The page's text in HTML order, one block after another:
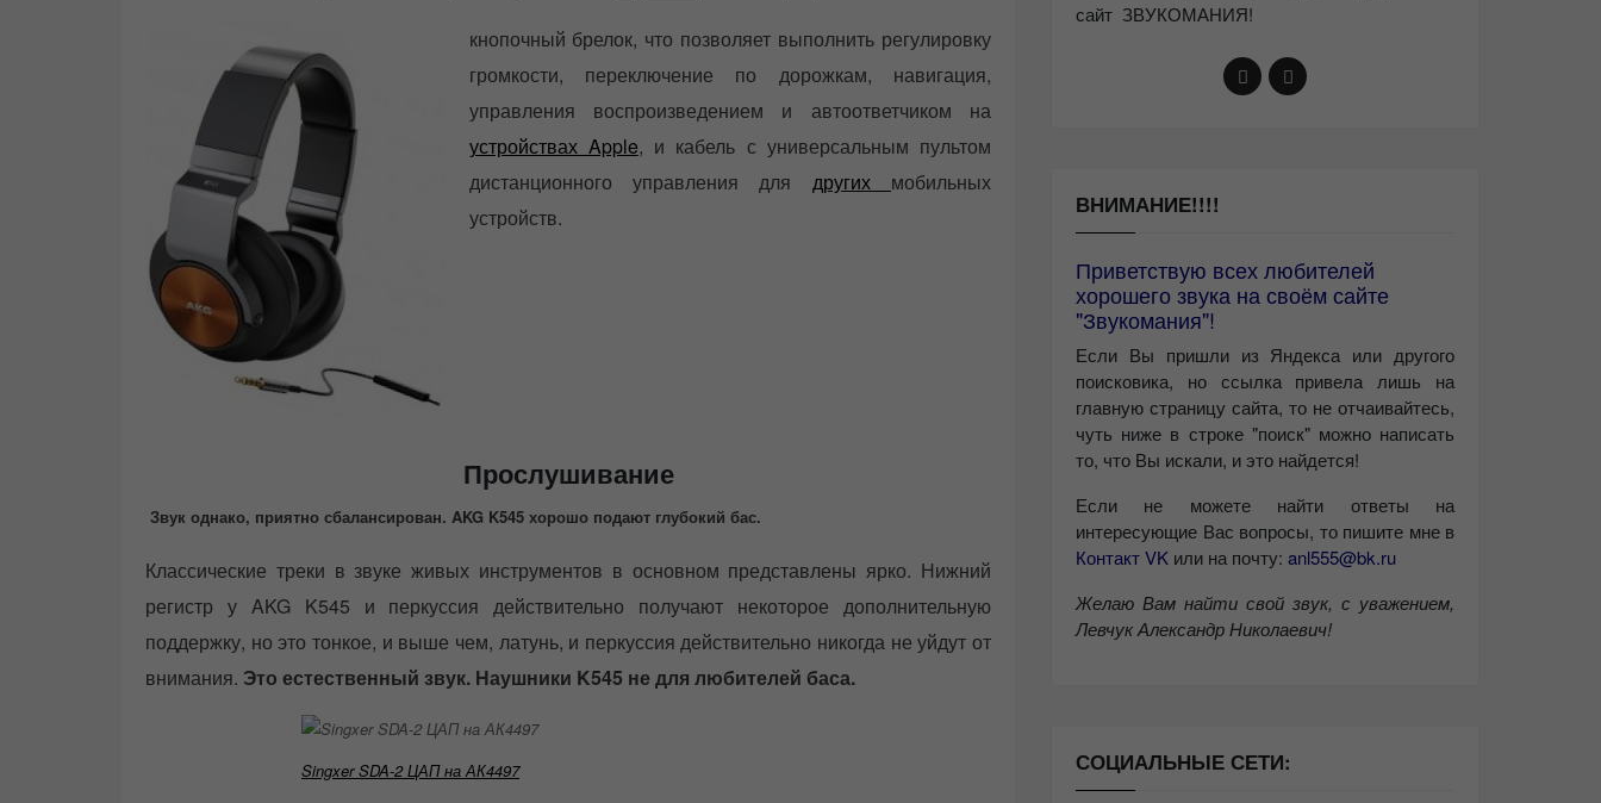
кнопочный брелок, что позволяет выполнить регулировку
громкости, переключение по дорожкам, навигация,
управления воспроизведением и автоответчиком на
устройствах Apple, и кабель с универсальным пультом
дистанционного управления для других мобильных
устройств.
Прослушивание
Звук однако, приятно сбалансирован. AKG K545 хорошо подают глубокий бас.
Классические треки в звуке живых инструментов в основном представлены ярко. Нижний
регистр у AKG K545 и перкуссия действительно получают некоторое дополнительную
поддержку, но это тонкое, и выше чем, латунь, и перкуссия действительно никогда не уйдут от
внимания. Это естественный звук. Наушники K545 не для любителей баса.
Singxer SDA-2 ЦАП на АК4497
сайт ЗВУКОМАНИЯ!
ВНИМАНИЕ!!!!
Приветствую всех любителей
хорошего звука на своём сайте
"Звукомания"!
Если Вы пришли из Яндекса или другого
поисковика, но ссылка привела лишь на
главную страницу сайта, то не отчаивайтесь,
чуть ниже в строке "поиск" можно написать
то, что Вы искали, и это найдется!
Если не можете найти ответы на
интересующие Вас вопросы, то пишите мне в
Контакт VK или на почту: anl555@bk.ru
Желаю Вам найти свой звук, с уважением,
Левчук Александр Николаевич!
СОЦИАЛЬНЫЕ СЕТИ: